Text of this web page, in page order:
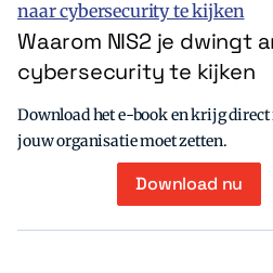
Waarom NIS2 je dwingt
cybersecurity te kijken
Download het e-book en krijg
jouw organisatie moet zetten.
Download nu